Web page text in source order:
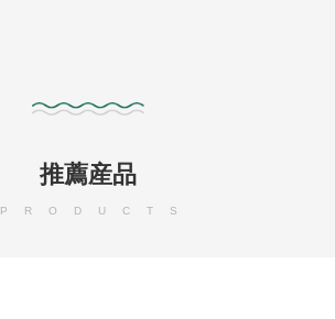
推薦産品
PRODUCTS